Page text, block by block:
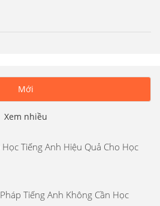
Mới
Xem nhiều
Tiếng Anh Hiệu Quả Cho Học
Tiếng Anh Không Cần Học